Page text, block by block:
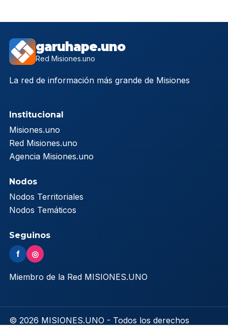
garuhape.uno
Red Misiones.uno
La red de información más grande de Misiones
Institucional
Misiones.uno
Red Misiones.uno
Agencia Misiones.uno
Nodos
Nodos Territoriales
Nodos Temáticos
Seguinos
f ◎
Miembro de la Red MISIONES.UNO
© 2026 MISIONES.UNO - Todos los derechos